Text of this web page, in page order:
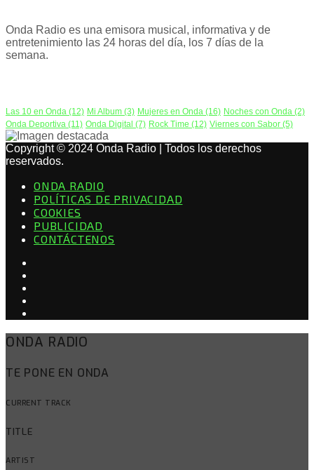
Onda Radio es una emisora musical, informativa y de
entretenimiento las 24 horas del día, los 7 días de la
semana.
Las 10 en Onda (12) Mi Album (3) Mujeres en Onda (16) Noches con Onda (2)
Onda Deportiva (11) Onda Digital (7) Rock Time (12) Viernes con Sabor (5)
Copyright © 2024 Onda Radio | Todos los derechos
reservados.
ONDA RADIO
POLÍTICAS DE PRIVACIDAD
COOKIES
PUBLICIDAD
CONTÁCTENOS
ONDA RADIO
TE PONE EN ONDA
CURRENT TRACK
TITLE
ARTIST